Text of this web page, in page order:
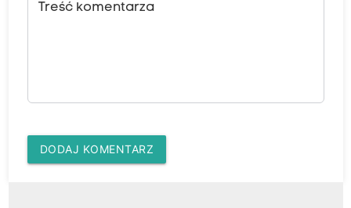
Treść komentarza
DODAJ KOMENTARZ